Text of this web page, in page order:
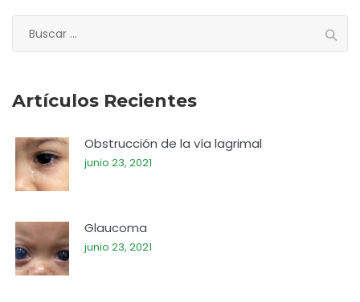
Artículos Recientes
Obstrucción de la vía lagrimal
junio 23, 2021
Glaucoma
junio 23, 2021